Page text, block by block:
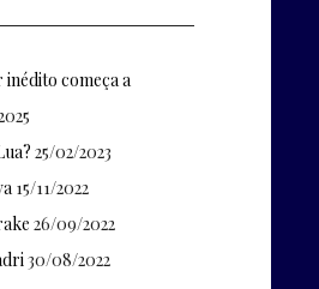
começa a
25/02/2023
15/11/2022
26/09/2022
30/08/2022